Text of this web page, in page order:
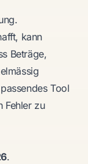
kann
Beträge,
Tool
Fehler zu
.